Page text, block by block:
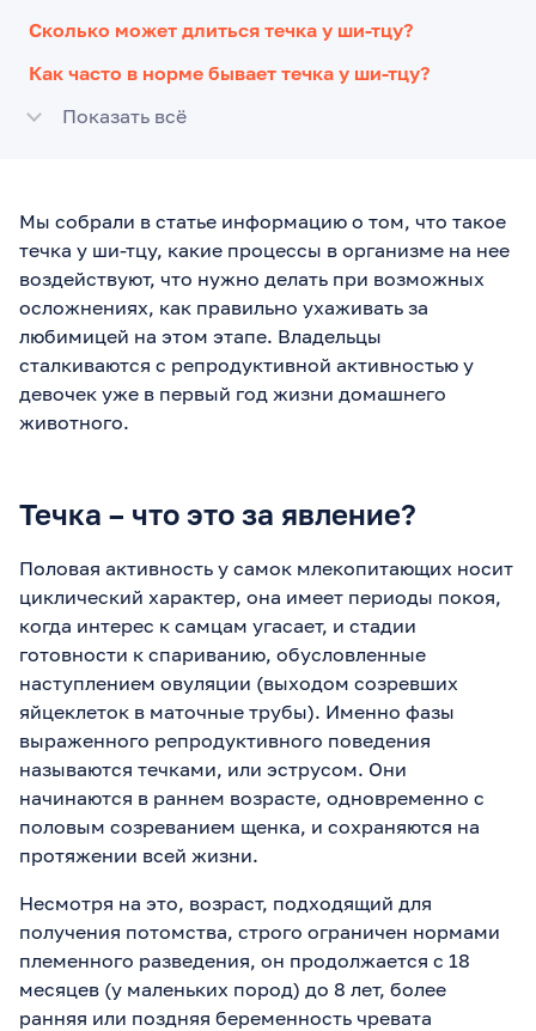
Сколько может длиться течка у ши-тцу?
Как часто в норме бывает течка у ши-тцу?
Показать всё
Мы собрали в статье информацию о том, что такое
течка у ши-тцу, какие процессы в организме на нее
воздействуют, что нужно делать при возможных
осложнениях, как правильно ухаживать за
любимицей на этом этапе. Владельцы
сталкиваются с репродуктивной активностью у
девочек уже в первый год жизни домашнего
животного.
Течка – что это за явление?
Половая активность у самок млекопитающих носит
циклический характер, она имеет периоды покоя,
когда интерес к самцам угасает, и стадии
готовности к спариванию, обусловленные
наступлением овуляции (выходом созревших
яйцеклеток в маточные трубы). Именно фазы
выраженного репродуктивного поведения
называются течками, или эструсом. Они
начинаются в раннем возрасте, одновременно с
половым созреванием щенка, и сохраняются на
протяжении всей жизни.
Несмотря на это, возраст, подходящий для
получения потомства, строго ограничен нормами
племенного разведения, он продолжается с 18
месяцев (у маленьких пород) до 8 лет, более
ранняя или поздняя беременность чревата